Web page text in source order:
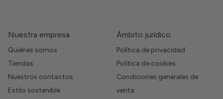
Nuestra empresa
Quiénes somos
Tiendas
Nuestros contactos
Estilo sostenible
Ámbito jurídico
Política de privacidad
Política de cookies
Condiciones generales de
venta